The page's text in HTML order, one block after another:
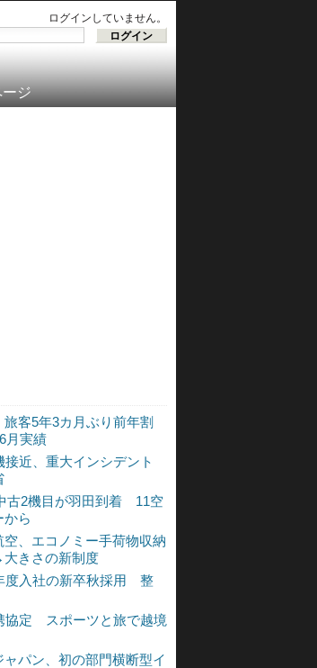
ログインしていません。
ジ
客5年3カ月ぶり前年割
月実績
近、重大インシデント
古2機目が羽田到着 11空
から
、エコノミー手荷物収納
きさの新制度
度入社の新卒秋採用 整
協定 スポーツと旅で越境
パン、初の部門横断型イ